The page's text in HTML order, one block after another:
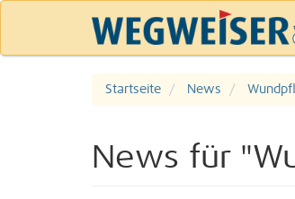
Startseite News
News für